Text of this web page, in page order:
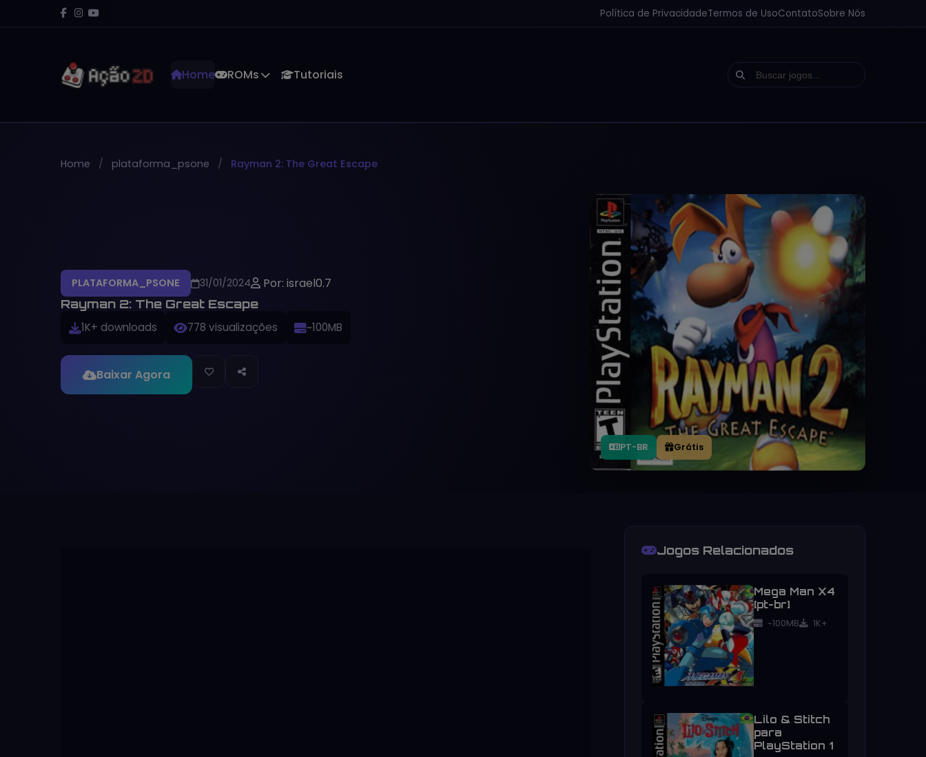
Política de PrivacidadeTermos de UsoContatoSobre Nós
Home ROMs Tutoriais
Home plataforma_psone Rayman 2: The Great Escape
PLATAFORMA_PSONE 31/01/2024 Por: israel0.7
Rayman 2: The Great Escape
1K+ downloads 778 visualizações ~100MB
Baixar Agora
PT-BR Grátis
Jogos Relacionados
Mega Man X4
[pt-br]
~100MB 1K+
Lilo & Stitch
para
PlayStation 1